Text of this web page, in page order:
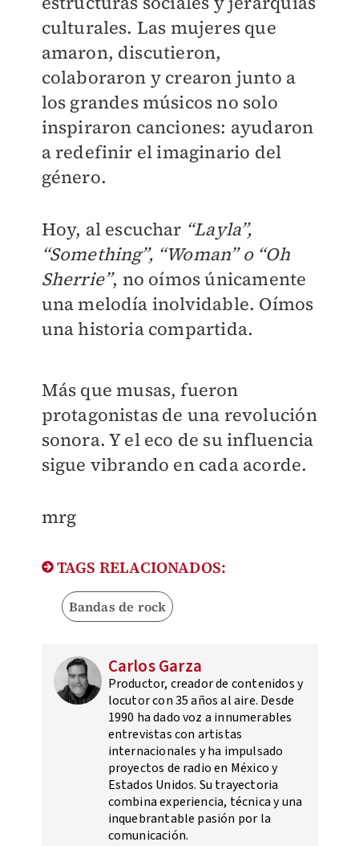
culturales. Las mujeres que
amaron, discutieron,
colaboraron y crearon junto a
los grandes músicos no solo
inspiraron canciones: ayudaron
a redefinir el imaginario del
género.
Hoy, al escuchar “Layla”,
“Something”, “Woman” o “Oh
Sherrie”, no oímos únicamente
una melodía inolvidable. Oímos
una historia compartida.
Más que musas, fueron
protagonistas de una revolución
sonora. Y el eco de su influencia
sigue vibrando en cada acorde.
mrg
TAGS RELACIONADOS:
Bandas de rock
Carlos Garza
Productor, creador de contenidos y
locutor con 35 años al aire. Desde
1990 ha dado voz a innumerables
entrevistas con artistas
internacionales y ha impulsado
proyectos de radio en México y
Estados Unidos. Su trayectoria
combina experiencia, técnica y una
inquebrantable pasión por la
comunicación.